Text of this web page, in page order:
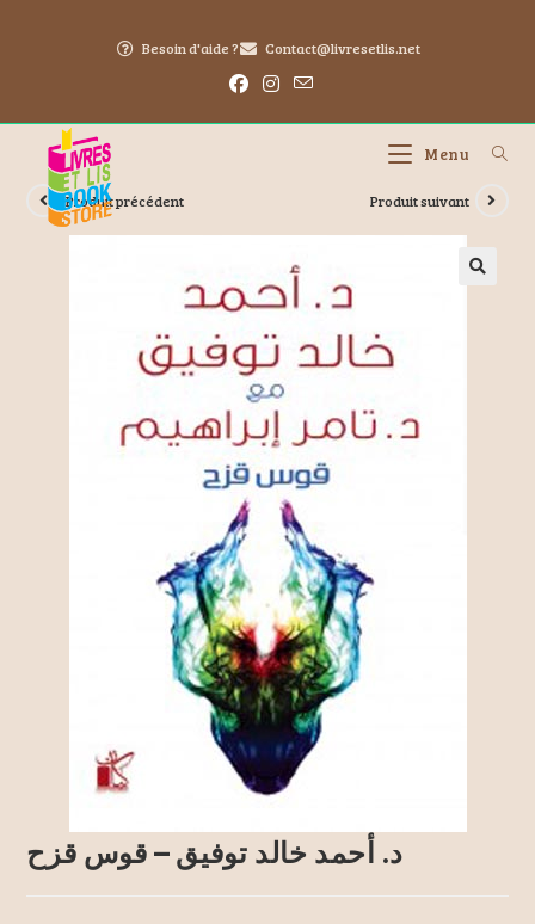
Besoin d'aide ? Contact@livresetlis.net
Menu
Produit précédent Produit suivant
د. أحمد خالد توفيق – قوس قزح